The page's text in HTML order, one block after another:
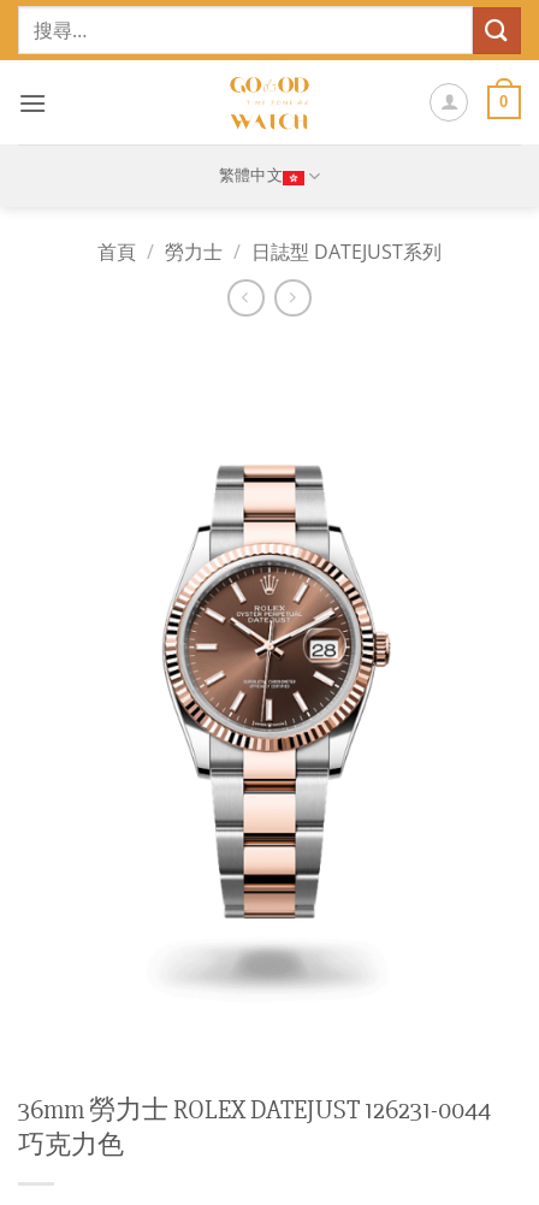
Skip
鍵
0
繁體中文
首頁 / 勞力士 / 日誌型 DATEJUST系列
36mm 勞力士 ROLEX DATEJUST 126231-0044
巧克力色